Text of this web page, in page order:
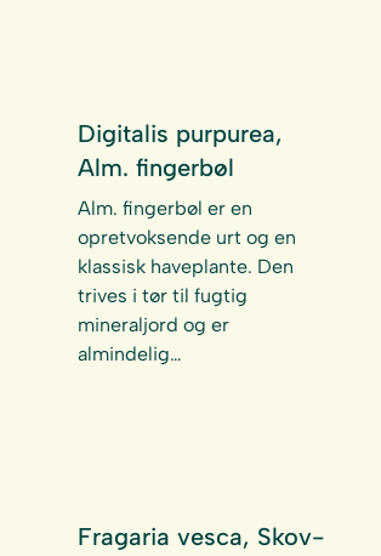
Digitalis purpurea,
Alm. fingerbøl
Alm. fingerbøl er en
opretvoksende urt og en
klassisk haveplante. Den
trives i tør til fugtig
mineraljord og er
almindelig…
Fragaria vesca, Skov-